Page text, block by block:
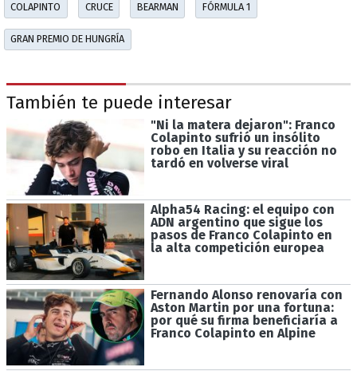
COLAPINTO CRUCE BEARMAN FÓRMULA 1
GRAN PREMIO DE HUNGRÍA
También te puede interesar
"Ni la matera dejaron": Franco
Colapinto sufrió un insólito
robo en Italia y su reacción no
tardó en volverse viral
Alpha54 Racing: el equipo con
ADN argentino que sigue los
pasos de Franco Colapinto en
la alta competición europea
Fernando Alonso renovaría con
Aston Martin por una fortuna:
por qué su firma beneficiaría a
Franco Colapinto en Alpine